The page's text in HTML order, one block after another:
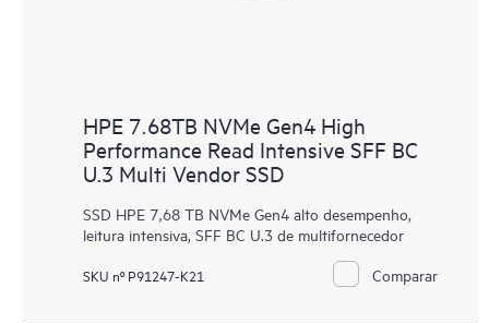
HPE 7.68TB NVMe Gen4 High
Performance Read Intensive SFF BC
U.3 Multi Vendor SSD
SSD HPE 7,68 TB NVMe Gen4 alto desempenho,
leitura intensiva, SFF BC U.3 de multifornecedor
SKU nº P91247-K21 Comparar